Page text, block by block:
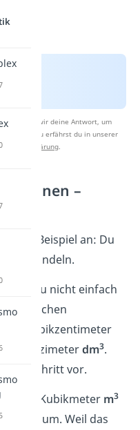
speichern wir deine Antwort, um
Mehr dazu erfährst du in unserer
.
–
Beispiel an: Du
umwandeln.
du nicht einfach
Zwischen
und Kubikzentimeter
dm3.
für Schritt vor.
du Kubikmeter m3
um. Weil das